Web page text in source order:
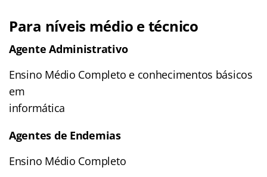
Para níveis médio e técnico
Agente Administrativo
Ensino Médio Completo e conhecimentos básicos
em
informática
Agentes de Endemias
Ensino Médio Completo